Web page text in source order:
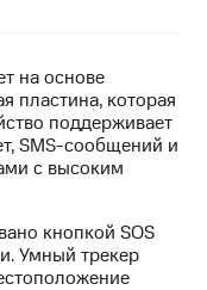
на основе
пластина, которая
поддерживает
SMS-сообщений и
с высоким
кнопкой SOS
Умный трекер